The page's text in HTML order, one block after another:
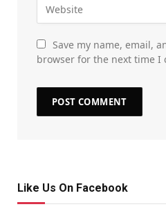
Save my name, email,
browser for the next time I
Like Us On Facebook